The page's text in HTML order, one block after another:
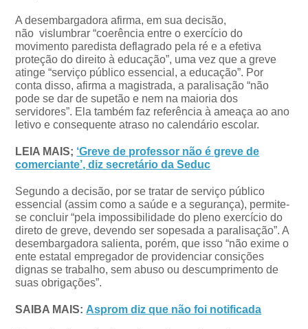
A desembargadora afirma, em sua decisão,
não vislumbrar “coerência entre o exercício do
movimento paredista deflagrado pela ré e a efetiva
proteção do direito à educação”, uma vez que a greve
atinge “serviço público essencial, a educação”. Por
conta disso, afirma a magistrada, a paralisação “não
pode se dar de supetão e nem na maioria dos
servidores”. Ela também faz referência à ameaça ao ano
letivo e consequente atraso no calendário escolar.
LEIA MAIS; ‘Greve de professor não é greve de
comerciante’, diz secretário da Seduc
Segundo a decisão, por se tratar de serviço público
essencial (assim como a saúde e a segurança), permite-
se concluir “pela impossibilidade do pleno exercício do
direto de greve, devendo ser sopesada a paralisação”. A
desembargadora salienta, porém, que isso “não exime o
ente estatal empregador de providenciar consições
dignas se trabalho, sem abuso ou descumprimento de
suas obrigações”.
SAIBA MAIS: Asprom diz que não foi notificada